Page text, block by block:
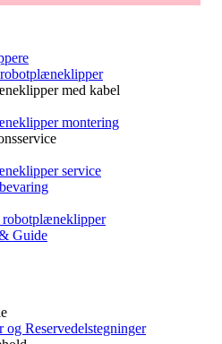
med kabel
montering
service
Guide
og Reservedelstegninger